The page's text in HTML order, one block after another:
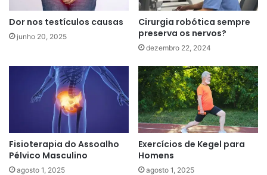
Dor nos testículos causas
junho 20, 2025
Cirurgia robótica sempre
preserva os nervos?
dezembro 22, 2024
Fisioterapia do Assoalho
Pélvico Masculino
agosto 1, 2025
Exercícios de Kegel para
Homens
agosto 1, 2025